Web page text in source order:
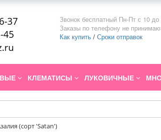
37
45
Звонок бесплатный Пн-Пт с 10 до
Заказы по телефону не
Как купить / Сроки отправок
КЛЕМАТИСЫ ЛУКОВИЧНЫЕ
(сорт 'Satan')